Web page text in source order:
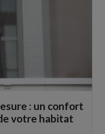
: un confort
votre habitat